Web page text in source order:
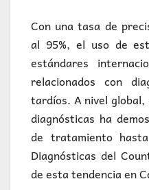
Con una tasa de
al 95%, el uso de
estándares
relacionados con
tardíos. A nivel global,
diagnósticas ha
de tratamiento
Diagnósticas del
de esta tendencia en